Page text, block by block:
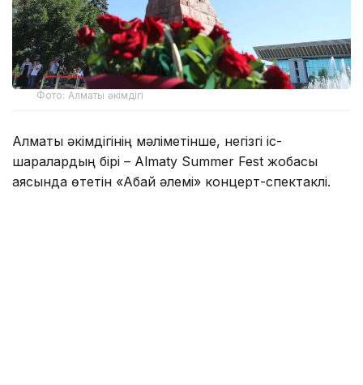
Фото: Алматы әкімдігі
Алматы әкімдігінің мәліметінше, негізгі іс-
шаралардың бірі – Almaty Summer Fest жобасы
аясында өтетін «Абай әлемі» концерт-спектаклі.